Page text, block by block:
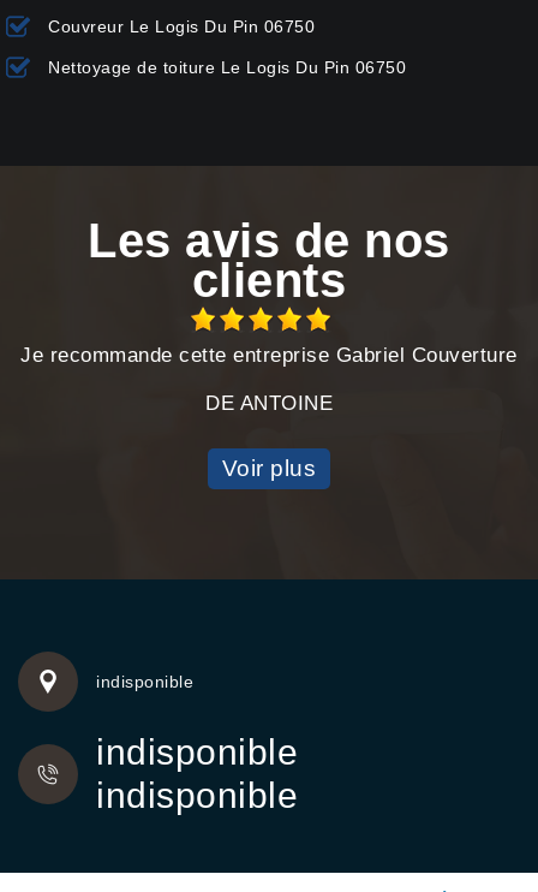
Couvreur Le Logis Du Pin 06750
Nettoyage de toiture Le Logis Du Pin 06750
Les avis de nos
clients
Je recommande cette entreprise Gabriel Couverture
DE ANTOINE
Voir plus
indisponible
indisponible
indisponible